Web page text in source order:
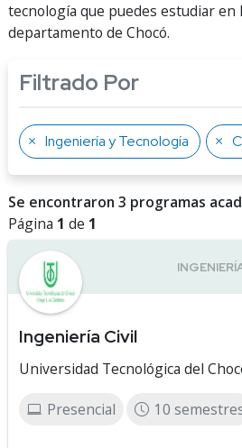
tecnología que puedes estudiar en
departamento de Chocó.
Filtrado Por
Ingeniería y Tecnología
Se encontraron 3 programas
Página 1 de 1
Ingeniería Civil
Universidad Tecnológica del
Presencial 10